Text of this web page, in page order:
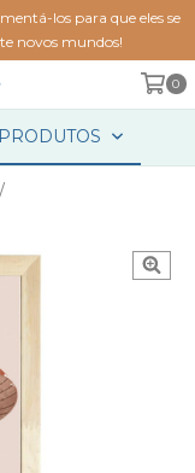
los para que eles se
novos mundos!
0
PRODUTOS
/